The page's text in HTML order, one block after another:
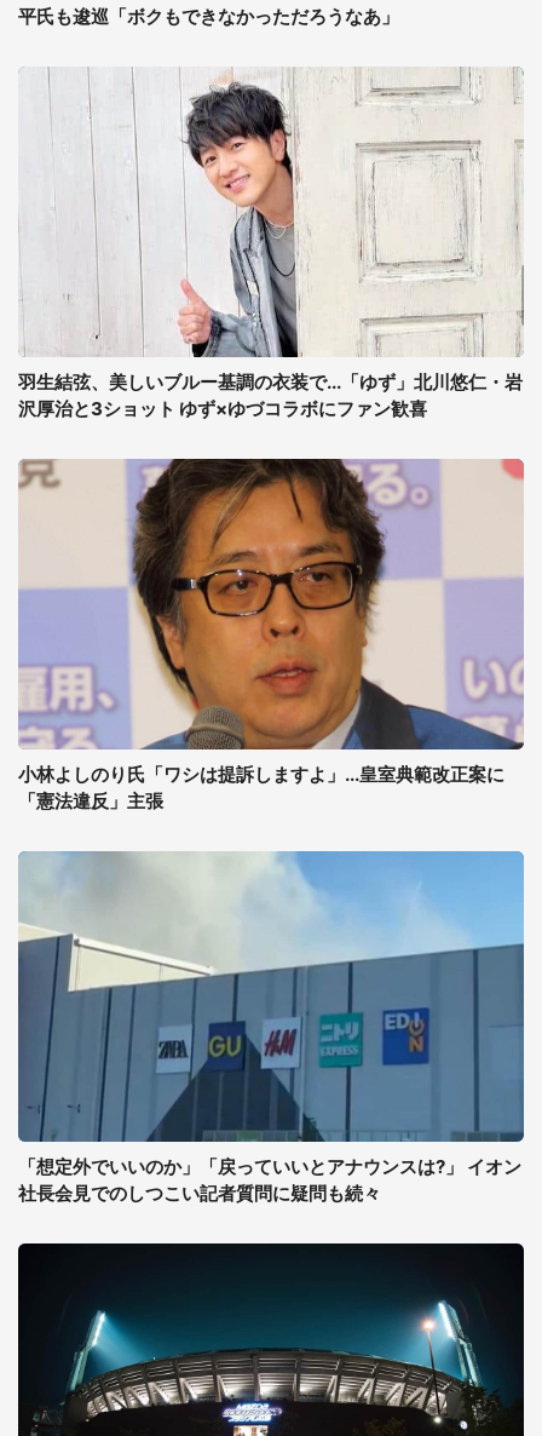
平氏も逡巡「ボクもできなかっただろうなあ」
羽生結弦、美しいブルー基調の衣装で...「ゆず」北川悠仁・岩
沢厚治と3ショット ゆず×ゆづコラボにファン歓喜
小林よしのり氏「ワシは提訴しますよ」...皇室典範改正案に
「憲法違反」主張
「想定外でいいのか」「戻っていいとアナウンスは?」 イオン
社長会見でのしつこい記者質問に疑問も続々